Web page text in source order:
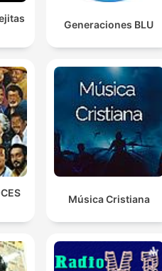
Generaciones BLU
Música Cristiana